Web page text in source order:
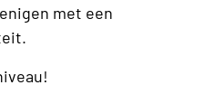
met een